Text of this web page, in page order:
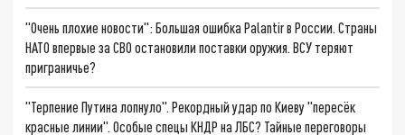
"Очень плохие новости": Большая ошибка Palantir в России. Страны
НАТО впервые за СВО остановили поставки оружия. ВСУ теряют
приграничье?
"Терпение Путина лопнуло". Рекордный удар по Киеву "пересёк
красные линии". Особые спецы КНДР на ЛБС? Тайные переговоры